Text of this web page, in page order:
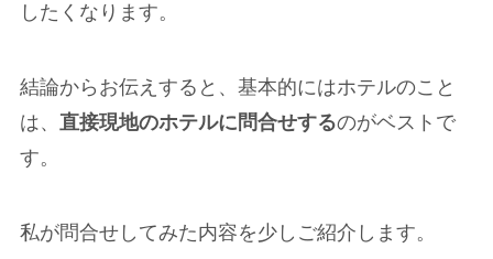
したくなります。
結論からお伝えすると、基本的にはホテルのこと
は、 直接現地のホテルに問合せするのがベストで
す。
私が問合せしてみた内容を少しご紹介します。